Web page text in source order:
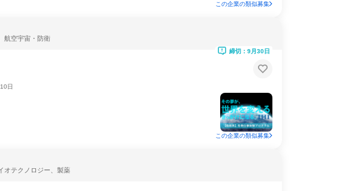
この企業の類似募集
航空宇宙・防衛
日
締切：9月30日
この企業の類似募集
オテクノロジー、製薬